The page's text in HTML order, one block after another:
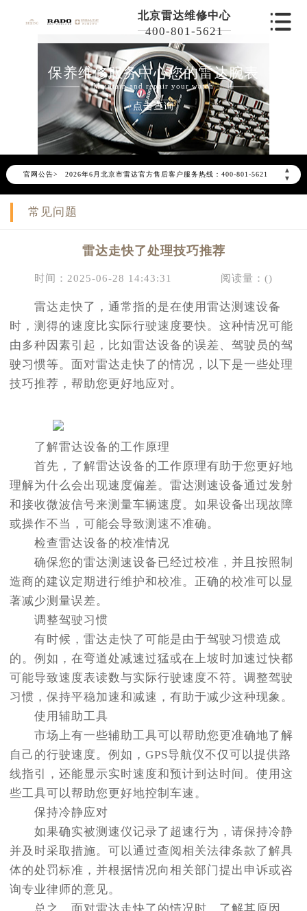
北京雷达维修中心
400-801-5621
保养维修服务中心您的雷达腕表
Maintain and repair your watch
点击查询
官网公告>
▲
▼
2026年6月雷达北京市售后服务网络优化升级公告
2026年6月北京市雷达官方售后客户服务热线：400-801-5621
2026年6月雷达售后服务中心最新网点地址：
常见问题
雷达走快了处理技巧推荐
时间：2025-06-28 14:43:31 阅读量：()
雷达走快了，通常指的是在使用雷达测速设备
时，测得的速度比实际行驶速度要快。这种情况可能
由多种因素引起，比如雷达设备的误差、驾驶员的驾
驶习惯等。面对雷达走快了的情况，以下是一些处理
技巧推荐，帮助您更好地应对。
了解雷达设备的工作原理
首先，了解雷达设备的工作原理有助于您更好地
理解为什么会出现速度偏差。雷达测速设备通过发射
和接收微波信号来测量车辆速度。如果设备出现故障
或操作不当，可能会导致测速不准确。
检查雷达设备的校准情况
确保您的雷达测速设备已经过校准，并且按照制
造商的建议定期进行维护和校准。正确的校准可以显
著减少测量误差。
调整驾驶习惯
有时候，雷达走快了可能是由于驾驶习惯造成
的。例如，在弯道处减速过猛或在上坡时加速过快都
可能导致速度表读数与实际行驶速度不符。调整驾驶
习惯，保持平稳加速和减速，有助于减少这种现象。
使用辅助工具
市场上有一些辅助工具可以帮助您更准确地了解
自己的行驶速度。例如，GPS导航仪不仅可以提供路
线指引，还能显示实时速度和预计到达时间。使用这
些工具可以帮助您更好地控制车速。
保持冷静应对
如果确实被测速仪记录了超速行为，请保持冷静
并及时采取措施。可以通过查阅相关法律条款了解具
体的处罚标准，并根据情况向相关部门提出申诉或咨
询专业律师的意见。